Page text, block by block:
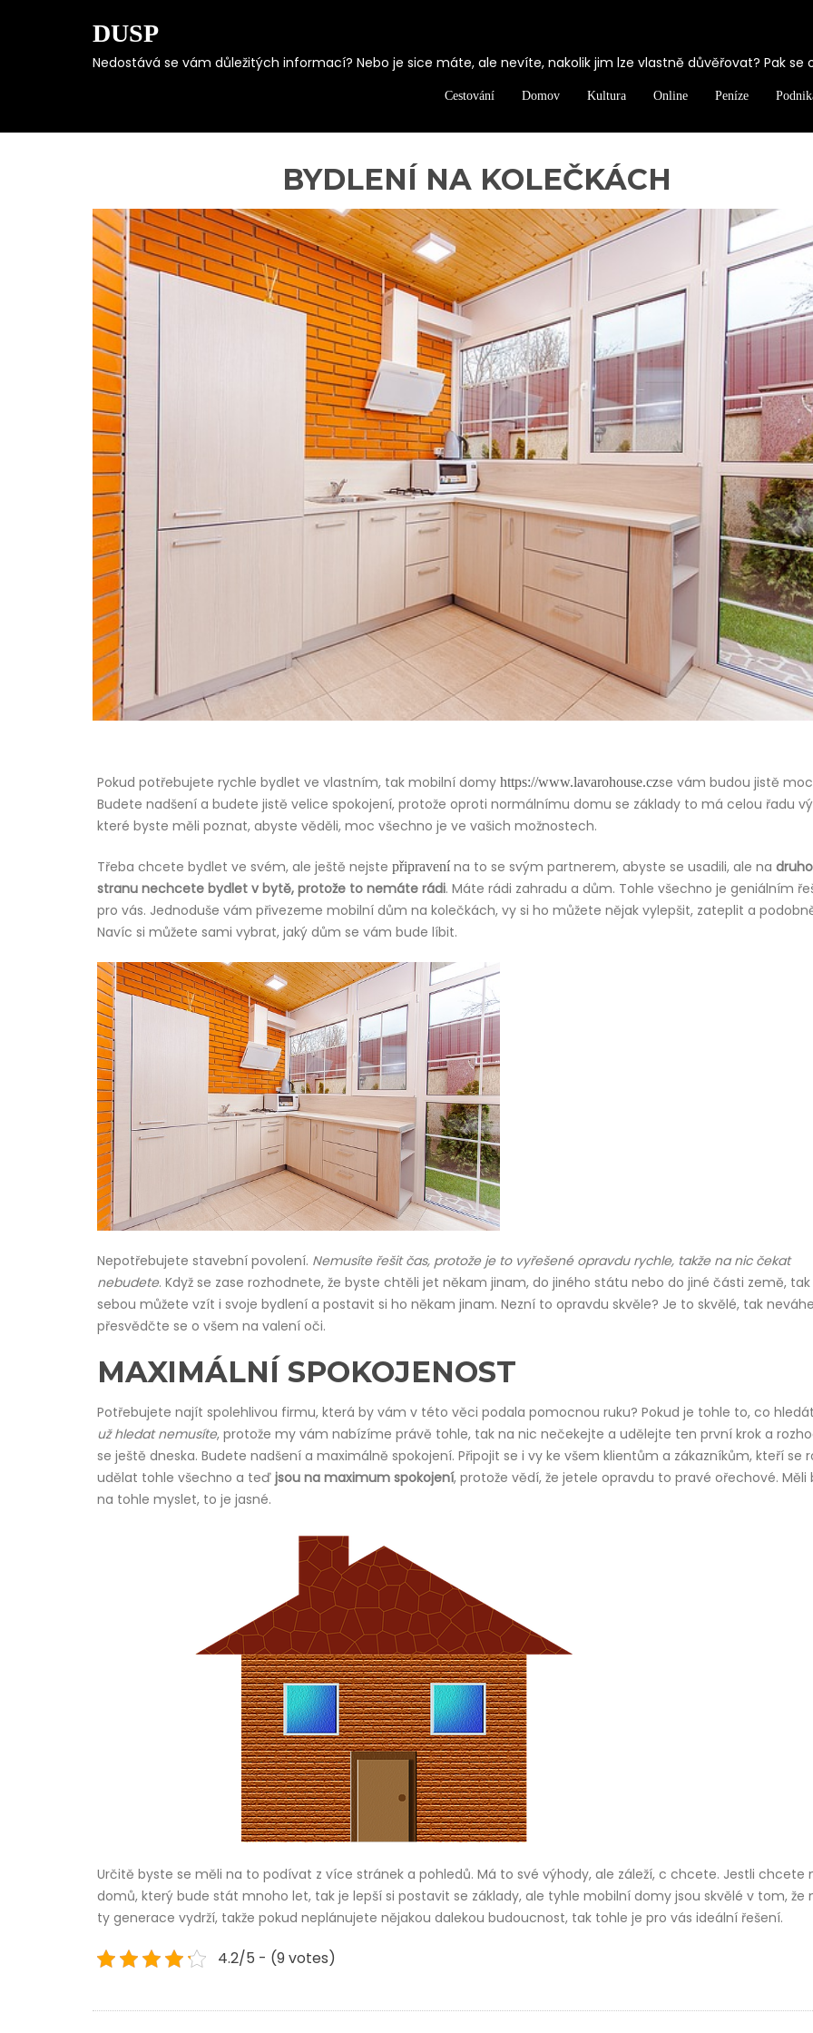
DUSP
Nedostává se vám důležitých informací? Nebo je sice máte, ale nevíte, nakolik jim lze vlastně důvěřovat? Pak se
Cestování Domov Kultura Online Peníze
BYDLENÍ NA KOLEČKÁCH
Pokud potřebujete rychle bydlet ve vlastním, tak mobilní domy https://www.lavarohouse.czse vám budou jistě
Budete nadšení a budete jistě velice spokojení, protože oproti normálnímu domu se základy to má celou řadu
které byste měli poznat, abyste věděli, moc všechno je ve vašich možnostech.
Třeba chcete bydlet ve svém, ale ještě nejste připravení na to se svým partnerem, abyste se usadili, ale na
stranu nechcete bydlet v bytě, protože to nemáte rádi. Máte rádi zahradu a dům. Tohle všechno je geniálním
pro vás. Jednoduše vám přivezeme mobilní dům na kolečkách, vy si ho můžete nějak vylepšit, zateplit a
Navíc si můžete sami vybrat, jaký dům se vám bude líbit.
Nepotřebujete stavební povolení. Nemusíte řešit čas, protože je to vyřešené opravdu rychle, takže na nic čekat
nebudete. Když se zase rozhodnete, že byste chtěli jet někam jinam, do jiného státu nebo do jiné části země, tak
sebou můžete vzít i svoje bydlení a postavit si ho někam jinam. Nezní to opravdu skvěle? Je to skvělé, tak
přesvědčte se o všem na valení oči.
MAXIMÁLNÍ SPOKOJENOST
Potřebujete najít spolehlivou firmu, která by vám v této věci podala pomocnou ruku? Pokud je tohle to, co
už hledat nemusíte, protože my vám nabízíme právě tohle, tak na nic nečekejte a udělejte ten první krok a
se ještě dneska. Budete nadšení a maximálně spokojení. Připojit se i vy ke všem klientům a zákazníkům, kteří se
udělat tohle všechno a teď jsou na maximum spokojení, protože vědí, že jetele opravdu to pravé ořechové. Měli
na tohle myslet, to je jasné.
Určitě byste se měli na to podívat z více stránek a pohledů. Má to své výhody, ale záleží, c chcete. Jestli chcete
domů, který bude stát mnoho let, tak je lepší si postavit se základy, ale tyhle mobilní domy jsou skvělé v tom, že
ty generace vydrží, takže pokud neplánujete nějakou dalekou budoucnost, tak tohle je pro vás ideální řešení.
4.2/5 - (9 votes)